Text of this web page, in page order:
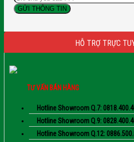
HỖ TRỢ TRỰC
TƯ VẤN BÁN HÀNG
Hotline Showroom Q.7:
Hotline Showroom Q.9:
Hotline Showroom Q.12: